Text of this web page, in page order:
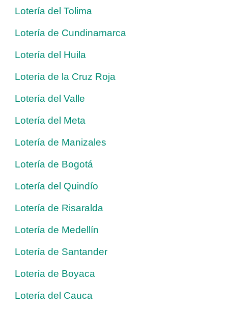
Lotería del Tolima
Lotería de Cundinamarca
Lotería del Huila
Lotería de la Cruz Roja
Lotería del Valle
Lotería del Meta
Lotería de Manizales
Lotería de Bogotá
Lotería del Quindío
Lotería de Risaralda
Lotería de Medellín
Lotería de Santander
Lotería de Boyaca
Lotería del Cauca